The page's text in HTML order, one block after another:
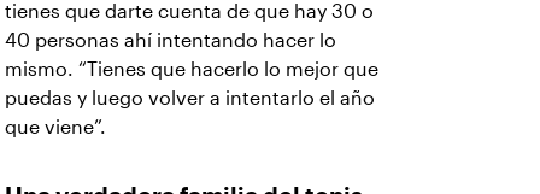
tienes que darte cuenta de que hay 30 o
40 personas ahí intentando hacer lo
mismo. “Tienes que hacerlo lo mejor que
puedas y luego volver a intentarlo el año
que viene”.